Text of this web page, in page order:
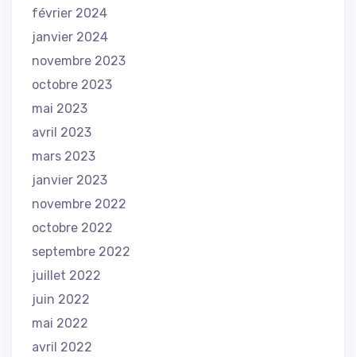
février 2024
janvier 2024
novembre 2023
octobre 2023
mai 2023
avril 2023
mars 2023
janvier 2023
novembre 2022
octobre 2022
septembre 2022
juillet 2022
juin 2022
mai 2022
avril 2022